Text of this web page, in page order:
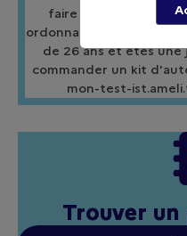
faire dépister
ordonnance et sans
de 26 ans et êtes une
commander un kit
mon-test-
Trouver